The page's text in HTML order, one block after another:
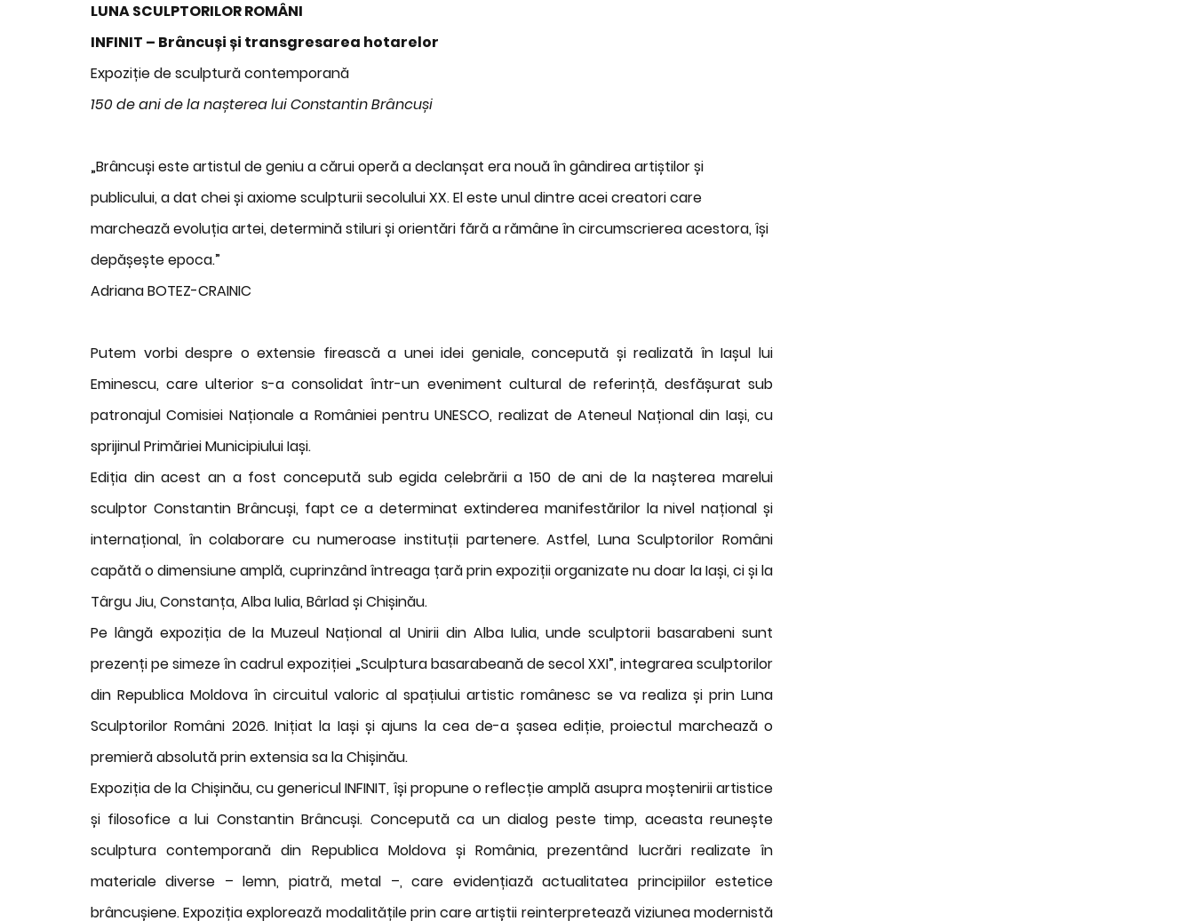
LUNA SCULPTORILOR ROMÂNI
INFINIT – Brâncuși și transgresarea hotarelor
Expoziție de sculptură contemporană
150 de ani de la nașterea lui Constantin Brâncuși
„Brâncuși este artistul de geniu a cărui operă a declanșat era nouă în gândirea artiștilor și
publicului, a dat chei și axiome sculpturii secolului XX. El este unul dintre acei creatori care
marchează evoluția artei, determină stiluri și orientări fără a rămâne în circumscrierea acestora, își
depășește epoca.”
Adriana BOTEZ-CRAINIC
Putem vorbi despre o extensie firească a unei idei geniale, concepută și realizată în Iașul lui
Eminescu, care ulterior s-a consolidat într-un eveniment cultural de referință, desfășurat sub
patronajul Comisiei Naționale a României pentru UNESCO, realizat de Ateneul Național din Iași, cu
sprijinul Primăriei Municipiului Iași.
Ediția din acest an a fost concepută sub egida celebrării a 150 de ani de la nașterea marelui
sculptor Constantin Brâncuși, fapt ce a determinat extinderea manifestărilor la nivel național și
internațional, în colaborare cu numeroase instituții partenere. Astfel, Luna Sculptorilor Români
capătă o dimensiune amplă, cuprinzând întreaga țară prin expoziții organizate nu doar la Iași, ci și la
Târgu Jiu, Constanța, Alba Iulia, Bârlad și Chișinău.
Pe lângă expoziția de la Muzeul Național al Unirii din Alba Iulia, unde sculptorii basarabeni sunt
prezenți pe simeze în cadrul expoziției „Sculptura basarabeană de secol XXI”, integrarea sculptorilor
din Republica Moldova în circuitul valoric al spațiului artistic românesc se va realiza și prin Luna
Sculptorilor Români 2026. Inițiat la Iași și ajuns la cea de-a șasea ediție, proiectul marchează o
premieră absolută prin extensia sa la Chișinău.
Expoziția de la Chișinău, cu genericul INFINIT, își propune o reflecție amplă asupra moștenirii artistice
și filosofice a lui Constantin Brâncuși. Concepută ca un dialog peste timp, aceasta reunește
sculptura contemporană din Republica Moldova și România, prezentând lucrări realizate în
materiale diverse – lemn, piatră, metal –, care evidențiază actualitatea principiilor estetice
brâncușiene. Expoziția explorează modalitățile prin care artiștii reinterpretează viziunea modernistă